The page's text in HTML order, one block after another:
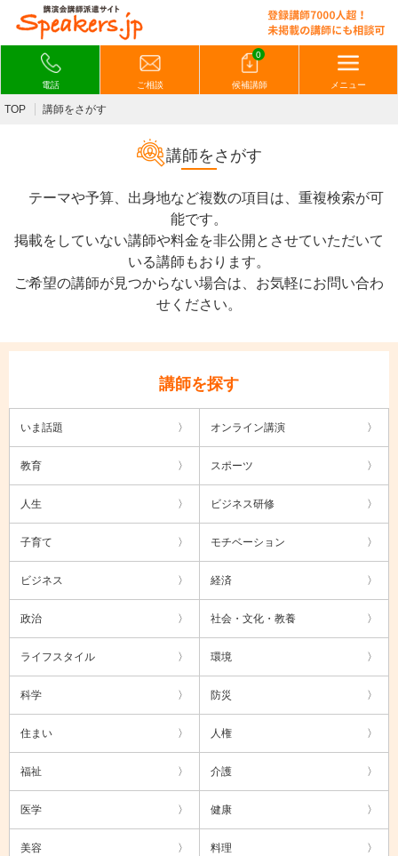
電話 ご相談
0
候補講師 メニュー
TOP 講師をさがす
講師をさがす
テーマや予算、出身地など複数の項目は、重複検索が可
能です。
掲載をしていない講師や料金を非公開とさせていただいて
いる講師もおります。
ご希望の講師が見つからない場合は、お気軽にお問い合わ
せください。
講師を探す
いま話題 オンライン講演
教育 スポーツ
人生 ビジネス研修
子育て モチベーション
ビジネス 経済
政治 社会・文化・教養
ライフスタイル 環境
科学 防災
住まい 人権
福祉 介護
医学 健康
美容 料理